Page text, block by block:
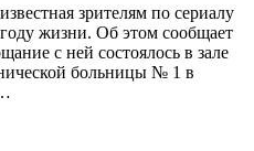
зрителям по сериалу
жизни. Об этом сообщает
с ней состоялось в зале
больницы № 1 в